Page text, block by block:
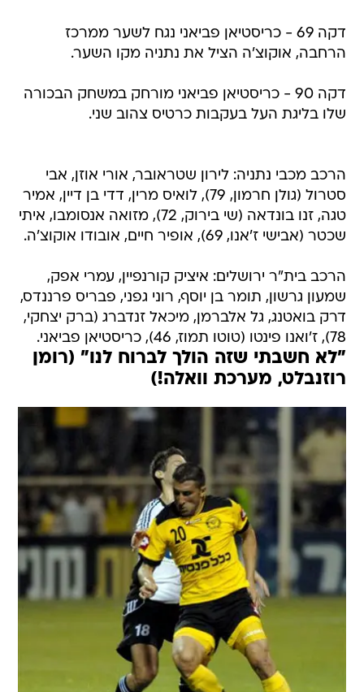
דקה 69 - כריסטיאן פביאני נגח לשער ממרכז
הרחבה, אוקוצ'ה הציל את נתניה מקו השער.
דקה 90 - כריסטיאן פביאני מורחק במשחק הבכורה
שלו בליגת העל בעקבות כרטיס צהוב שני.
הרכב מכבי נתניה: לירון שטראובר, אורי אוזן, אבי
סטרול (גולן חרמון, 79), לואיס מרין, דדי בן דיין, אמיר
טגה, זנו בונדאה (שי בירוק, 72), מזואה אנסומבו, איתי
שכטר (אבישי ז'אנו, 69), אופיר חיים, אובודו אוקוצ'ה.
הרכב בית"ר ירושלים: איציק קורנפיין, עמרי אפק,
שמעון גרשון, תומר בן יוסף, רוני גפני, פבריס פרננדס,
דרק בואטנג, גל אלברמן, מיכאל זנדברג (ברק יצחקי,
78), ז'ואנו פינטו (טוטו תמוז, 46), כריסטיאן פביאני.
"לא חשבתי שזה הולך לברוח לנו" (רומן
רוזנבלט, מערכת וואלה!)